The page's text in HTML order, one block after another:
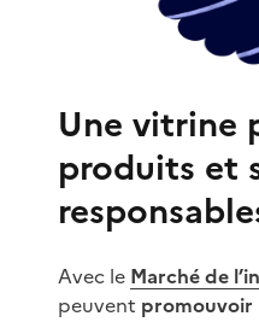
Une vitrine
produits et
Avec le
(Ouvre une nouvelle
Marché de
peuvent promouvoir